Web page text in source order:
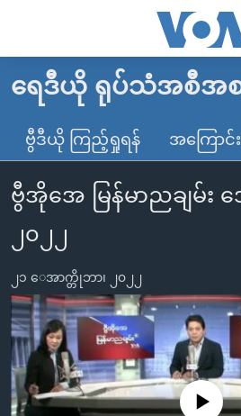
လွယ်ကူ
သည့်
Link
များ
ပင်မ
သို့
ကျော်
ကြည့်
ရန်
ပင်မ
အ
မူလစာမျက်နှာ
မြန်မာ
ကမ္ဘာ့သတင်းများ
နိုင်ငံတကာ
အစ္စရေး-ပါလက်စတိုင်း
ဗွီဒီယို
ရပ်ဝန်းတခု လမ်းတခု အလွန်
အင်္ဂလိပ်စာလေ့လာမယ်
အမေရိကန်သုံးအီဒီယံ
မကြေးမုံရဲ့ အင်္ဂလိပ်စာ
ရုပ်ရှင်ထဲက အင်္ဂလိပ်စာ
အပတ်စဉ်ကဏ္ဍများ
ရေဒီယို
တီဗွီ
ရေဒီယိုနှင့်ရုပ်သံ အချက်အလက်များ
ရေဒီယို/တီဗွီအစီအစဉ်
ရေဒီယို ရုပ်သံအစီအ
ဗွီဒီယို ကြည့်ရှုရန် အကြောင်း
ဗွီအိုအေ မြန်မာညချမ်း
၂၀၂၂
၂၁ ေအာက္တိုဘာ၊ ၂၀၂၂
No media source